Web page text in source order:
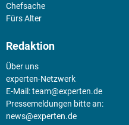
Chefsache
Fürs Alter
Redaktion
Über uns
experten-Netzwerk
E-Mail:team@experten.de
Pressemeldungen bitte an:
news@experten.de